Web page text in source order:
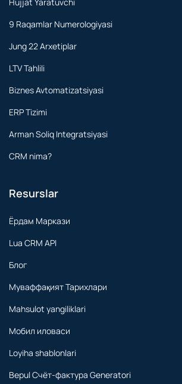
9 Raqamlar Numerologiyasi
Jung 22 Arxetiplar
LTV Tahlili
Biznes Avtomatizatsiyasi
ERP Tizimi
Arman Soliq Integratsiyasi
CRM nima?
Resurslar
Ёрдам Маркази
Lua CRM API
Блог
Муваффақият Тарихлари
Mahsulot yangiliklari
Мобил иловаси
Loyiha shablonlari
Bepul Счёт-фактура Generatori